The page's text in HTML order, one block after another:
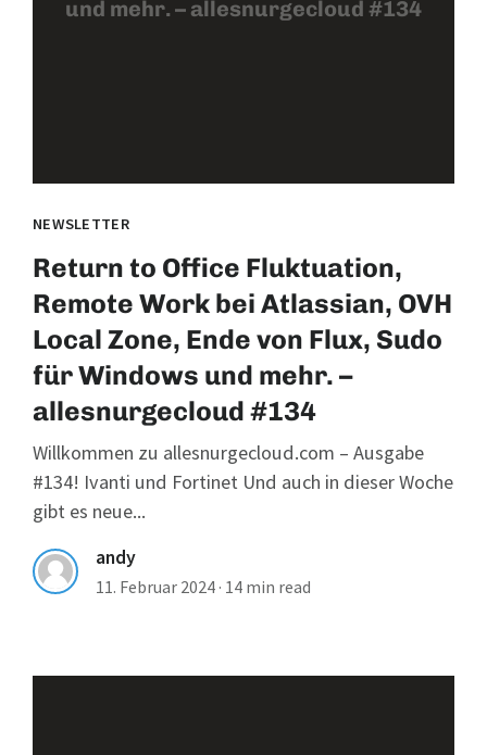
und mehr. – allesnurgecloud #134
NEWSLETTER
Return to Office Fluktuation,
Remote Work bei Atlassian, OVH
Local Zone, Ende von Flux, Sudo
für Windows und mehr. –
allesnurgecloud #134
Willkommen zu allesnurgecloud.com – Ausgabe
#134! Ivanti und Fortinet Und auch in dieser Woche
gibt es neue...
andy
11. Februar 2024 · 14 min read